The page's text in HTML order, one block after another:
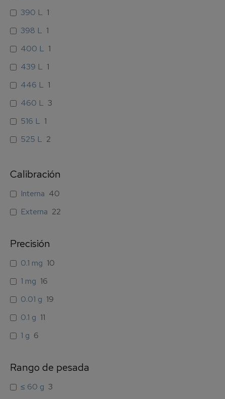
390 L 1
398 L 1
400 L 1
439 L 1
446 L 1
460 L 3
516 L 1
525 L 2
545 L 3
775 L
2
778 L 1
1332 L 1
Calibración
Interna 40
Externa 22
Precisión
0.1 mg 10
1 mg 16
0.01 g 19
0.1 g 11
1 g 6
Rango de pesada
≤ 60 g 3